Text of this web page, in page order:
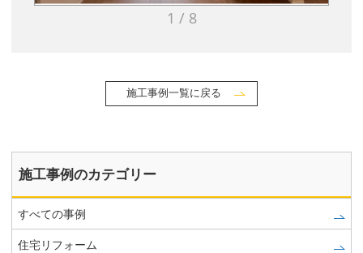
1 / 8
施工事例一覧に戻る
施工事例のカテゴリー
すべての事例
住宅リフォーム